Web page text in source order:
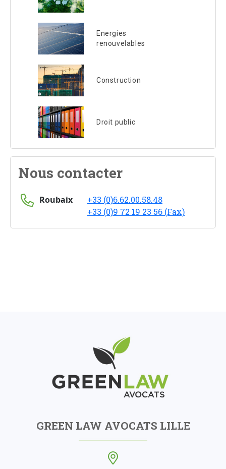
Energies
renouvelables
Construction
Droit public
Nous contacter
Roubaix
+33 (0)6.62.00.58.48
+33 (0)9 72 19 23 56 (Fax)
GREEN LAW AVOCATS LILLE